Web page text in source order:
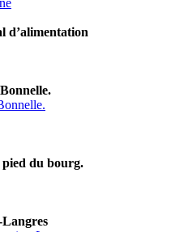
d’alimentation
pied du bourg.